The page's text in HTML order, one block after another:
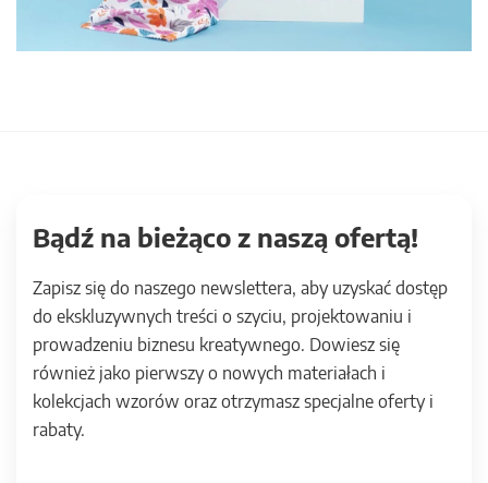
Bądź na bieżąco z naszą ofertą!
Zapisz się do naszego newslettera, aby uzyskać dostęp
do ekskluzywnych treści o szyciu, projektowaniu i
prowadzeniu biznesu kreatywnego. Dowiesz się
również jako pierwszy o nowych materiałach i
kolekcjach wzorów oraz otrzymasz specjalne oferty i
rabaty.